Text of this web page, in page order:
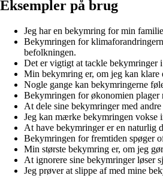
Eksempler på brug
Jeg har en bekymring for min
Bekymringen for
befolkningen.
Det er vigtigt at tackle bekymringer
Min bekymring er, om jeg kan klare
Nogle gange kan bekymringerne
Bekymringen for økonomien plager
At dele sine bekymringer med
Jeg kan mærke bekymringen vokse
At have bekymringer er en naturlig
Bekymringen for fremtiden spøger
Min største bekymring er, om jeg
At ignorere sine bekymringer løser
Jeg prøver at slippe af med mine